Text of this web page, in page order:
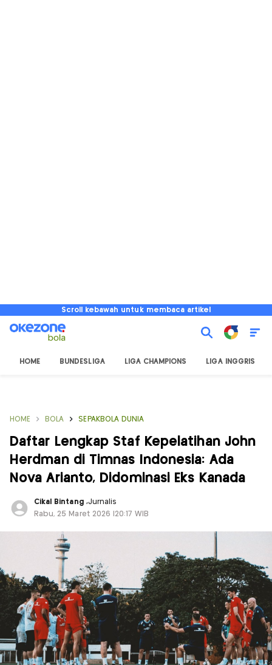
Scroll kebawah untuk membaca artikel
HOME BUNDESLIGA LIGA CHAMPIONS LIGA INGGRIS
HOME BOLA SEPAKBOLA DUNIA
Daftar Lengkap Staf Kepelatihan John
Herdman di Timnas Indonesia: Ada
Nova Arianto, Didominasi Eks Kanada
Cikal Bintang ,Jurnalis
Rabu, 25 Maret 2026 |20:17 WIB